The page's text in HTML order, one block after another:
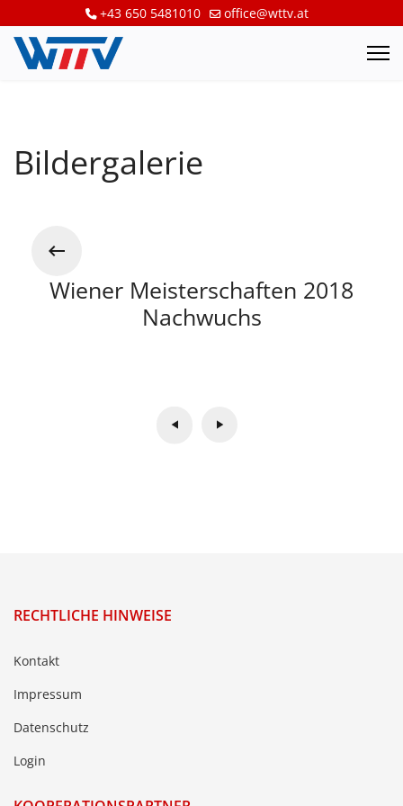
+43 650 5481010 office@wttv.at
Bildergalerie
Wiener Meisterschaften 2018
Nachwuchs
RECHTLICHE HINWEISE
Kontakt
Impressum
Datenschutz
Login